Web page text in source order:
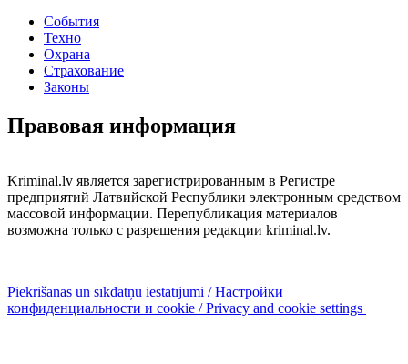
События
Техно
Охрана
Страхование
Законы
Правовая информация
Kriminal.lv является зарегистрированным в Регистре
предприятий Латвийской Республики электронным средством
массовой информации. Перепубликация материалов
возможна только с разрешения редакции kriminal.lv.
Piekrišanas un sīkdatņu iestatījumi / Настройки
конфиденциальности и cookie / Privacy and cookie settings